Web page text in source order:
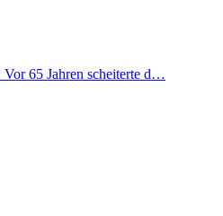
Vor 65 Jahren scheiterte d…